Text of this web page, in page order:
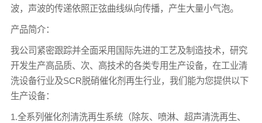
波，声波的传递依照正弦曲线纵向传播，产生大量小气泡。
产品简介：
我公司紧密跟踪并全面采用国际先进的工艺及制造技术，研究
开发生产高品质、次、高技术的各类专用生产设备，在工业清
洗设备行业及SCR脱硝催化剂再生行业，我们能为您提供以下
生产设备：
1.全系列催化剂清洗再生系统（除灰、喷淋、超声清洗再生、